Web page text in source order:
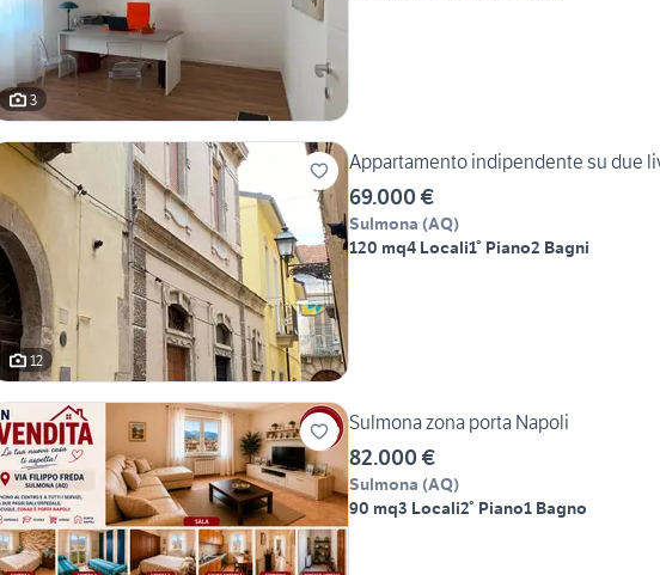
3
12
Appartamento indipendente su due
69.000 €
Sulmona (AQ)
120 mq4 Locali1° Piano2 Bagni
Sulmona zona porta Napoli
82.000 €
Sulmona (AQ)
90 mq3 Locali2° Piano1 Bagno